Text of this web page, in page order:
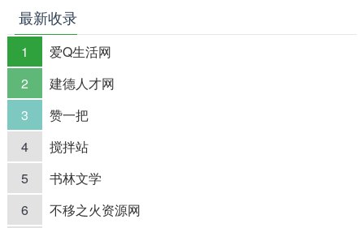
最新收录
1
爱Q生活网
2
建德人才网
3
赞一把
4
搅拌站
5
书林文学
6
不移之火资源网